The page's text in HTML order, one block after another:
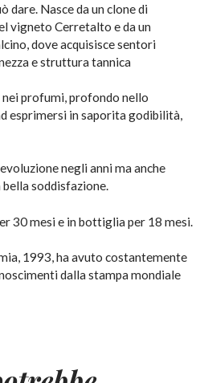
dare. Nasce da un clone di
vigneto Cerretalto e da un
dove acquisisce sentori
e struttura tannica
profumi, profondo nello
esprimersi in saporita godibilità,
negli anni ma anche
soddisfazione.
30 mesi e in bottiglia per 18 mesi.
1993, ha avuto costantemente
dalla stampa mondiale